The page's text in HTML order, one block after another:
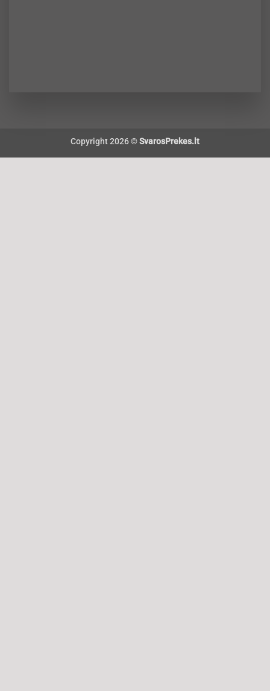
Copyright 2026 ©SvarosPrekes.lt